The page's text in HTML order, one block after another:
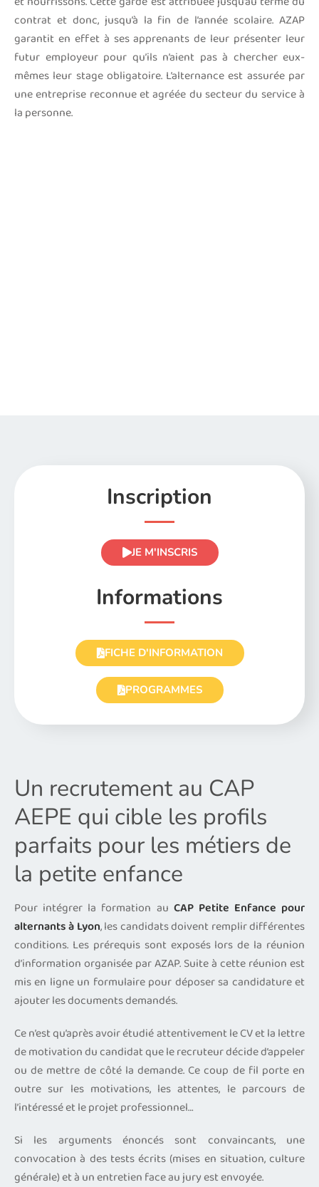
contrat et donc, jusqu’à la fin de l’année scolaire. AZAP
garantit en effet à ses apprenants de leur présenter leur
futur employeur pour qu’ils n’aient pas à chercher eux-
mêmes leur stage obligatoire. L’alternance est assurée par
une entreprise reconnue et agréée du secteur du service à
la personne.
Inscription
JE M'INSCRIS
Informations
FICHE D'INFORMATION
PROGRAMMES
Un recrutement au CAP
AEPE qui cible les profils
parfaits pour les métiers de
la petite enfance
Pour intégrer la formation au CAP Petite Enfance pour
alternants à Lyon, les candidats doivent remplir différentes
conditions. Les prérequis sont exposés lors de la réunion
d’information organisée par AZAP. Suite à cette réunion est
mis en ligne un formulaire pour déposer sa candidature et
ajouter les documents demandés.
Ce n’est qu’après avoir étudié attentivement le CV et la lettre
de motivation du candidat que le recruteur décide d’appeler
ou de mettre de côté la demande. Ce coup de fil porte en
outre sur les motivations, les attentes, le parcours de
l’intéressé et le projet professionnel…
Si les arguments énoncés sont convaincants, une
convocation à des tests écrits (mises en situation, culture
générale) et à un entretien face au jury est envoyée.